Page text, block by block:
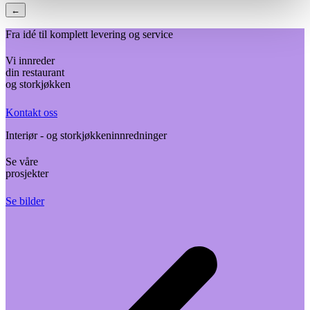
←
Fra idé til komplett levering og service
Vi innreder
din restaurant
og storkjøkken
Kontakt oss
Interiør - og storkjøkkeninnredninger
Se våre
prosjekter
Se bilder